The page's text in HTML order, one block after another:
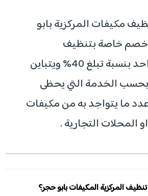
مكيفات المركزية بابو
خاصة بتنظيف
المكيفات الواحد بنسبة تبلغ 40% ويتباين
الخدمة التي يحظى
ما يتواجد به من مكيفات
المحلات التجارية .
المركزية المكيفات بابو حجر؟